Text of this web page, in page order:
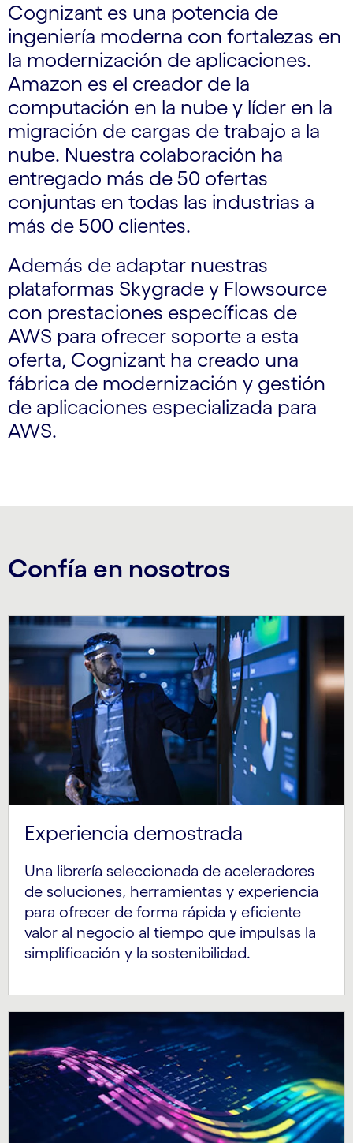
Cognizant es una potencia de
ingeniería moderna con fortalezas en
la modernización de aplicaciones.
Amazon es el creador de la
computación en la nube y líder en la
migración de cargas de trabajo a la
nube. Nuestra colaboración ha
entregado más de 50 ofertas
conjuntas en todas las industrias a
más de 500 clientes.
Además de adaptar nuestras
plataformas Skygrade y Flowsource
con prestaciones específicas de
AWS para ofrecer soporte a esta
oferta, Cognizant ha creado una
fábrica de modernización y gestión
de aplicaciones especializada para
AWS.
Confía en nosotros
Experiencia demostrada
Una librería seleccionada de aceleradores
de soluciones, herramientas y experiencia
para ofrecer de forma rápida y eficiente
valor al negocio al tiempo que impulsas la
simplificación y la sostenibilidad.